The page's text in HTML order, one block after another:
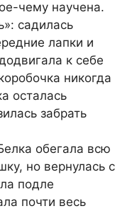
чему научена.
садилась
лапки и
к себе
никогда
осталась
забрать
обегала всю
но вернулась с
подле
почти весь